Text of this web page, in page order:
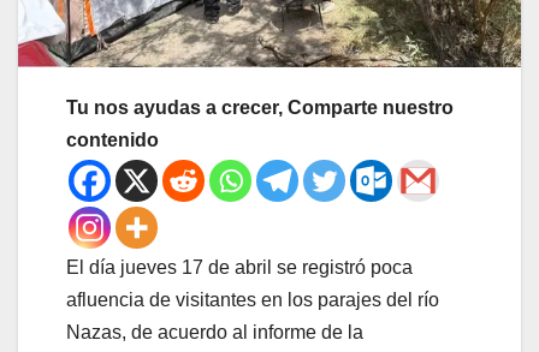
Tu nos ayudas a crecer, Comparte nuestro
contenido
El día jueves 17 de abril se registró poca
afluencia de visitantes en los parajes del río
Nazas, de acuerdo al informe de la